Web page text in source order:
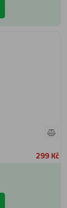
299 Kč